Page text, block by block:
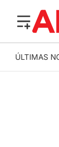
ÚLTIMAS